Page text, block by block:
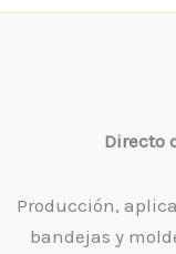
Directo
Producción,
bandejas y